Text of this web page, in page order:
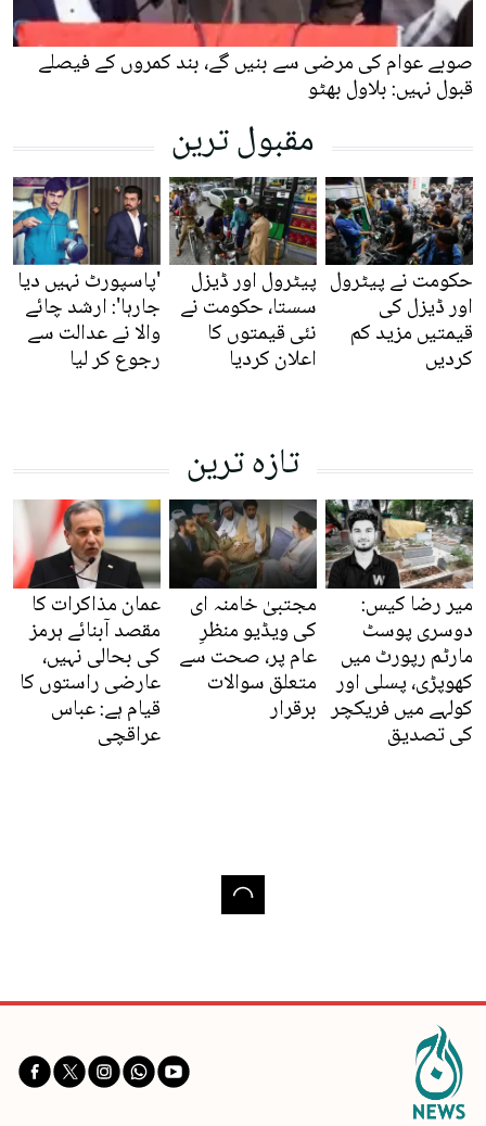
صوبے عوام کی مرضی سے بنیں گے، بند کمروں کے فیصلے
قبول نہیں: بلاول بھٹو
مقبول ترین
حکومت نے پیٹرول
اور ڈیزل کی
قیمتیں مزید کم
کردیں
پیٹرول اور ڈیزل
سستا، حکومت نے
نئی قیمتوں کا
اعلان کردیا
'پاسپورٹ نہیں دیا
جارہا': ارشد چائے
والا نے عدالت سے
رجوع کر لیا
تازہ ترین
میر رضا کیس:
دوسری پوسٹ
مارٹم رپورٹ میں
کھوپڑی، پسلی اور
کولہے میں فریکچر
کی تصدیق
مجتبیٰ خامنہ ای
کی ویڈیو منظرِ
عام پر، صحت سے
متعلق سوالات
برقرار
عمان مذاکرات کا
مقصد آبنائے ہرمز
کی بحالی نہیں،
عارضی راستوں کا
قیام ہے: عباس
عراقچی